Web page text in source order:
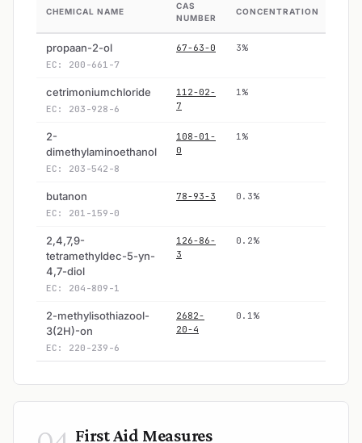
CHEMICAL NAME
CAS
NUMBER
CONCENTRATION
propaan-2-ol
EC: 200-661-7
67-63-0 3%
cetrimoniumchloride
EC: 203-928-6
112-02-
7
1%
2-
dimethylaminoethanol
EC: 203-542-8
108-01-
0
1%
butanon
EC: 201-159-0
78-93-3 0.3%
2,4,7,9-
tetramethyldec-5-yn-
4,7-diol
EC: 204-809-1
126-86-
3
0.2%
2-methylisothiazool-
3(2H)-on
EC: 220-239-6
2682-
20-4
0.1%
First Aid Measures